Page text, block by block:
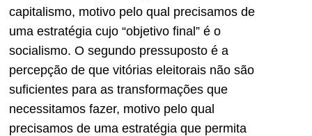
capitalismo, motivo pelo qual precisamos de
uma estratégia cujo “objetivo final” é o
socialismo. O segundo pressuposto é a
percepção de que vitórias eleitorais não são
suficientes para as transformações que
necessitamos fazer, motivo pelo qual
precisamos de uma estratégia que permita